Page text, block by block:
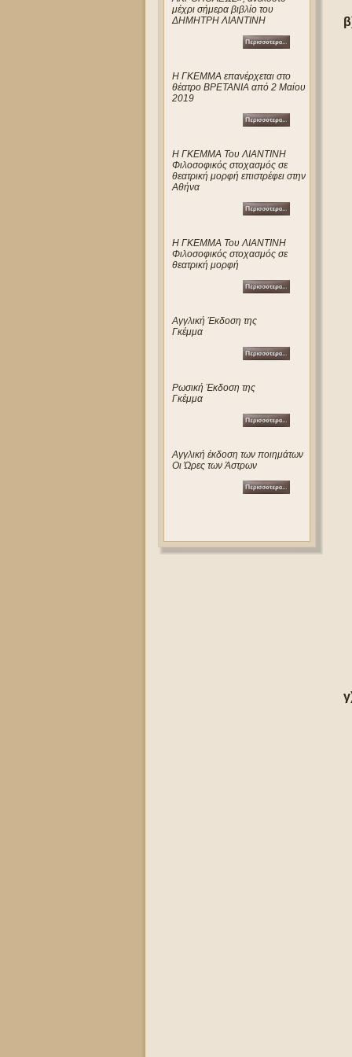
μέχρι σήμερα βιβλίο του
ΔΗΜΗΤΡΗ ΛΙΑΝΤΙΝΗ
Η ΓΚΕΜΜΑ επανέρχεται στο
θέατρο ΒΡΕΤΑΝΙΑ από 2 Μαίου
2019
Η ΓΚΕΜΜΑ Του ΛΙΑΝΤΙΝΗ
Φιλοσοφικός στοχασμός σε
θεατρική μορφή επιστρέφει στην
Αθήνα
Η ΓΚΕΜΜΑ Του ΛΙΑΝΤΙΝΗ
Φιλοσοφικός στοχασμός σε
θεατρική μορφή
Αγγλική Έκδοση της
Γκέμμα
Ρωσική Έκδοση της
Γκέμμα
Αγγλική έκδοση των ποιημάτων
Οι Ώρες των Άστρων